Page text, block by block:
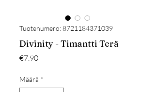
Tuotenumero: 8721184371039
Divinity - Timantti Terä
€7.90Hinta
Määrä *